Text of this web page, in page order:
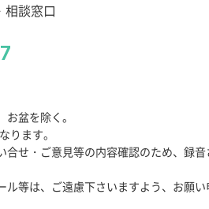
相談窓口
盆を除く。
ります。
せ・ご意見等の内容確認のため、録音
等は、ご遠慮下さいますよう、お願い